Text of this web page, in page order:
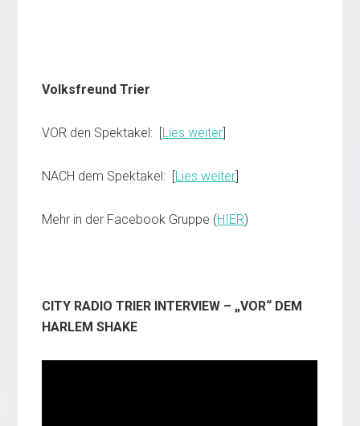
Volksfreund Trier
VOR den Spektakel: [ Lies weiter
NACH dem Spektakel: [ Lies weiter
Mehr in der Facebook Gruppe (HIER)
CITY RADIO TRIER INTERVIEW – „VOR“ DEM
HARLEM SHAKE